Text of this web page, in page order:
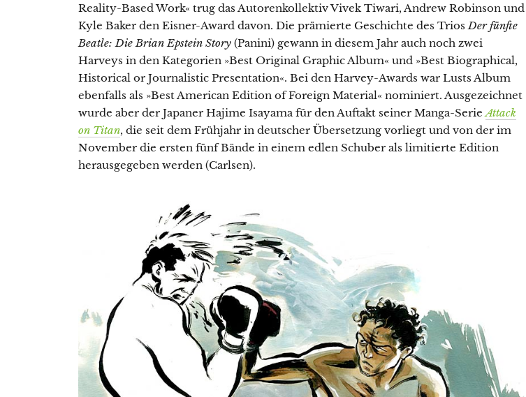
Reality-Based Work« trug das Autorenkollektiv Vivek Tiwari, Andrew Robinson und
Kyle Baker den Eisner-Award davon. Die prämierte Geschichte des Trios Der fünfte
Beatle: Die Brian Epstein Story (Panini) gewann in diesem Jahr auch noch zwei
Harveys in den Kategorien »Best Original Graphic Album« und »Best Biographical,
Historical or Journalistic Presentation«. Bei den Harvey-Awards war Lusts Album
ebenfalls als »Best American Edition of Foreign Material« nominiert. Ausgezeichnet
wurde aber der Japaner Hajime Isayama für den Auftakt seiner Manga-Serie Attack
on Titan, die seit dem Frühjahr in deutscher Übersetzung vorliegt und von der im
November die ersten fünf Bände in einem edlen Schuber als limitierte Edition
herausgegeben werden (Carlsen).